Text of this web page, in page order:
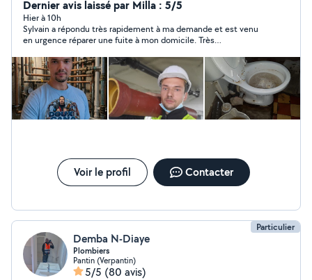
garantir de réaliser vos projets, vos urgences... Je
m'adapte à vos besoins et à votre budget.. Un devis
gratuit clair et transparent vous sera fourni.
L'intervention, le chantier sont garantis et mon travail
sera réalisé dans les règles de l'art. Sérieux, réactif,
soigneux, rigoureux et rapide, j'ai un savoir faire sur tous
les chantiers, interventions... (rénovation/neuf) Mes
connaissances/prestations comprennent notamment : -
Dépannage (fuites, canalisations bouchées,
équipements sanitaires et des réseaux d'eau
(alimentation/évacuation) - Pose et entretien chauffe-
eau - Recherche de fuite - Dégorgement - Serrurerie -
service bricolage - Divers travaux
Dernier avis laissé par Milla : 5/5
Hier à 10h
Sylvain a répondu très rapidement à ma demande et est venu
en urgence réparer une fuite à mon domicile. Très
Voir le profil Contacter
Particulier
Demba N-Diaye
Plombiers
Pantin (Verpantin)
5/5 (80 avis)